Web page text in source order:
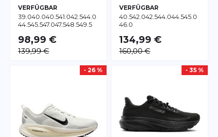
VERFÜGBAR
39.040.040.541.042.544.0
44.545.547.047.548.549.5
98,99 €
139,99 €
VERFÜGBAR
40.542.042.544.044.545.0
46.0
134,99 €
160,00 €
- 26 % - 35 %